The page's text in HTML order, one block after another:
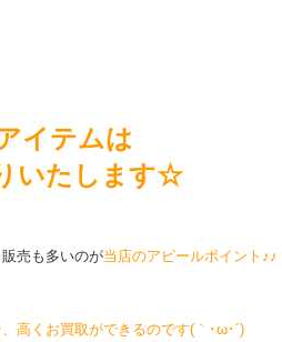
イテムは
いたします☆
売も多いのが当店のアピールポイント♪♪
高くお買取ができるのです(｀･ω･´)ゞ